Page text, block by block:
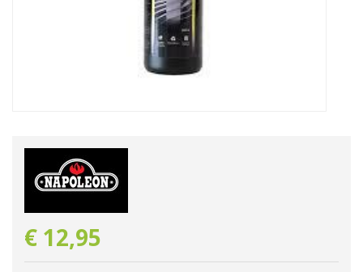
€ 12,95